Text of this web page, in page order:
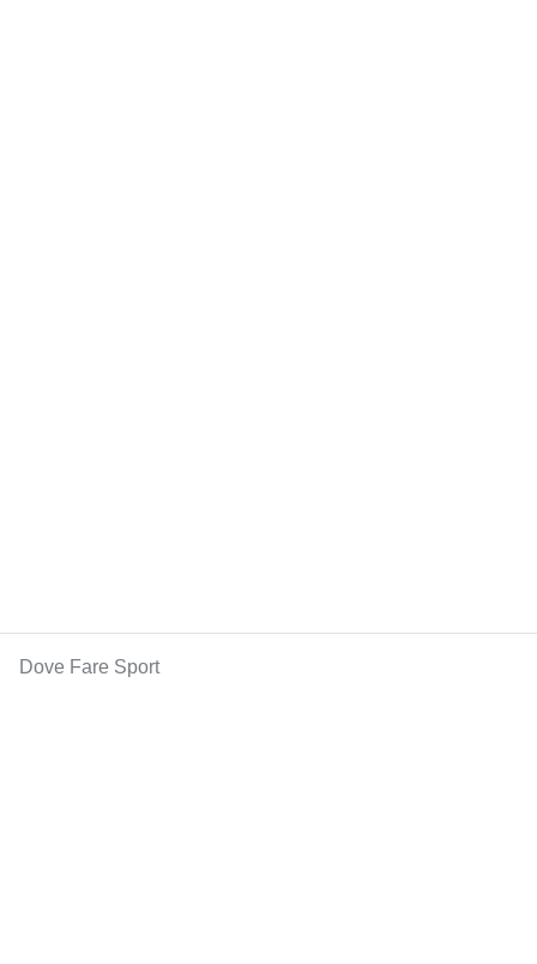
Dove Fare Sport